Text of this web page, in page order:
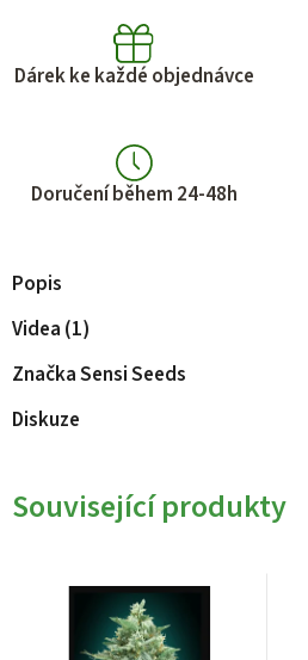
Dárek ke každé objednávce
Doručení během 24-48h
Popis
Videa (1)
ZnačkaSensi Seeds
Diskuze
Související produkty